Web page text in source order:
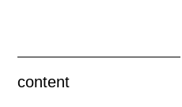
content